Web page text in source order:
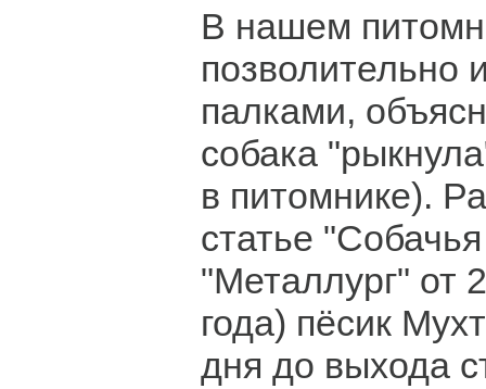
В нашем
позволительно
палками,
собака
в питомнике).
статье
"Металлург" от
года) пёсик
дня до выхода